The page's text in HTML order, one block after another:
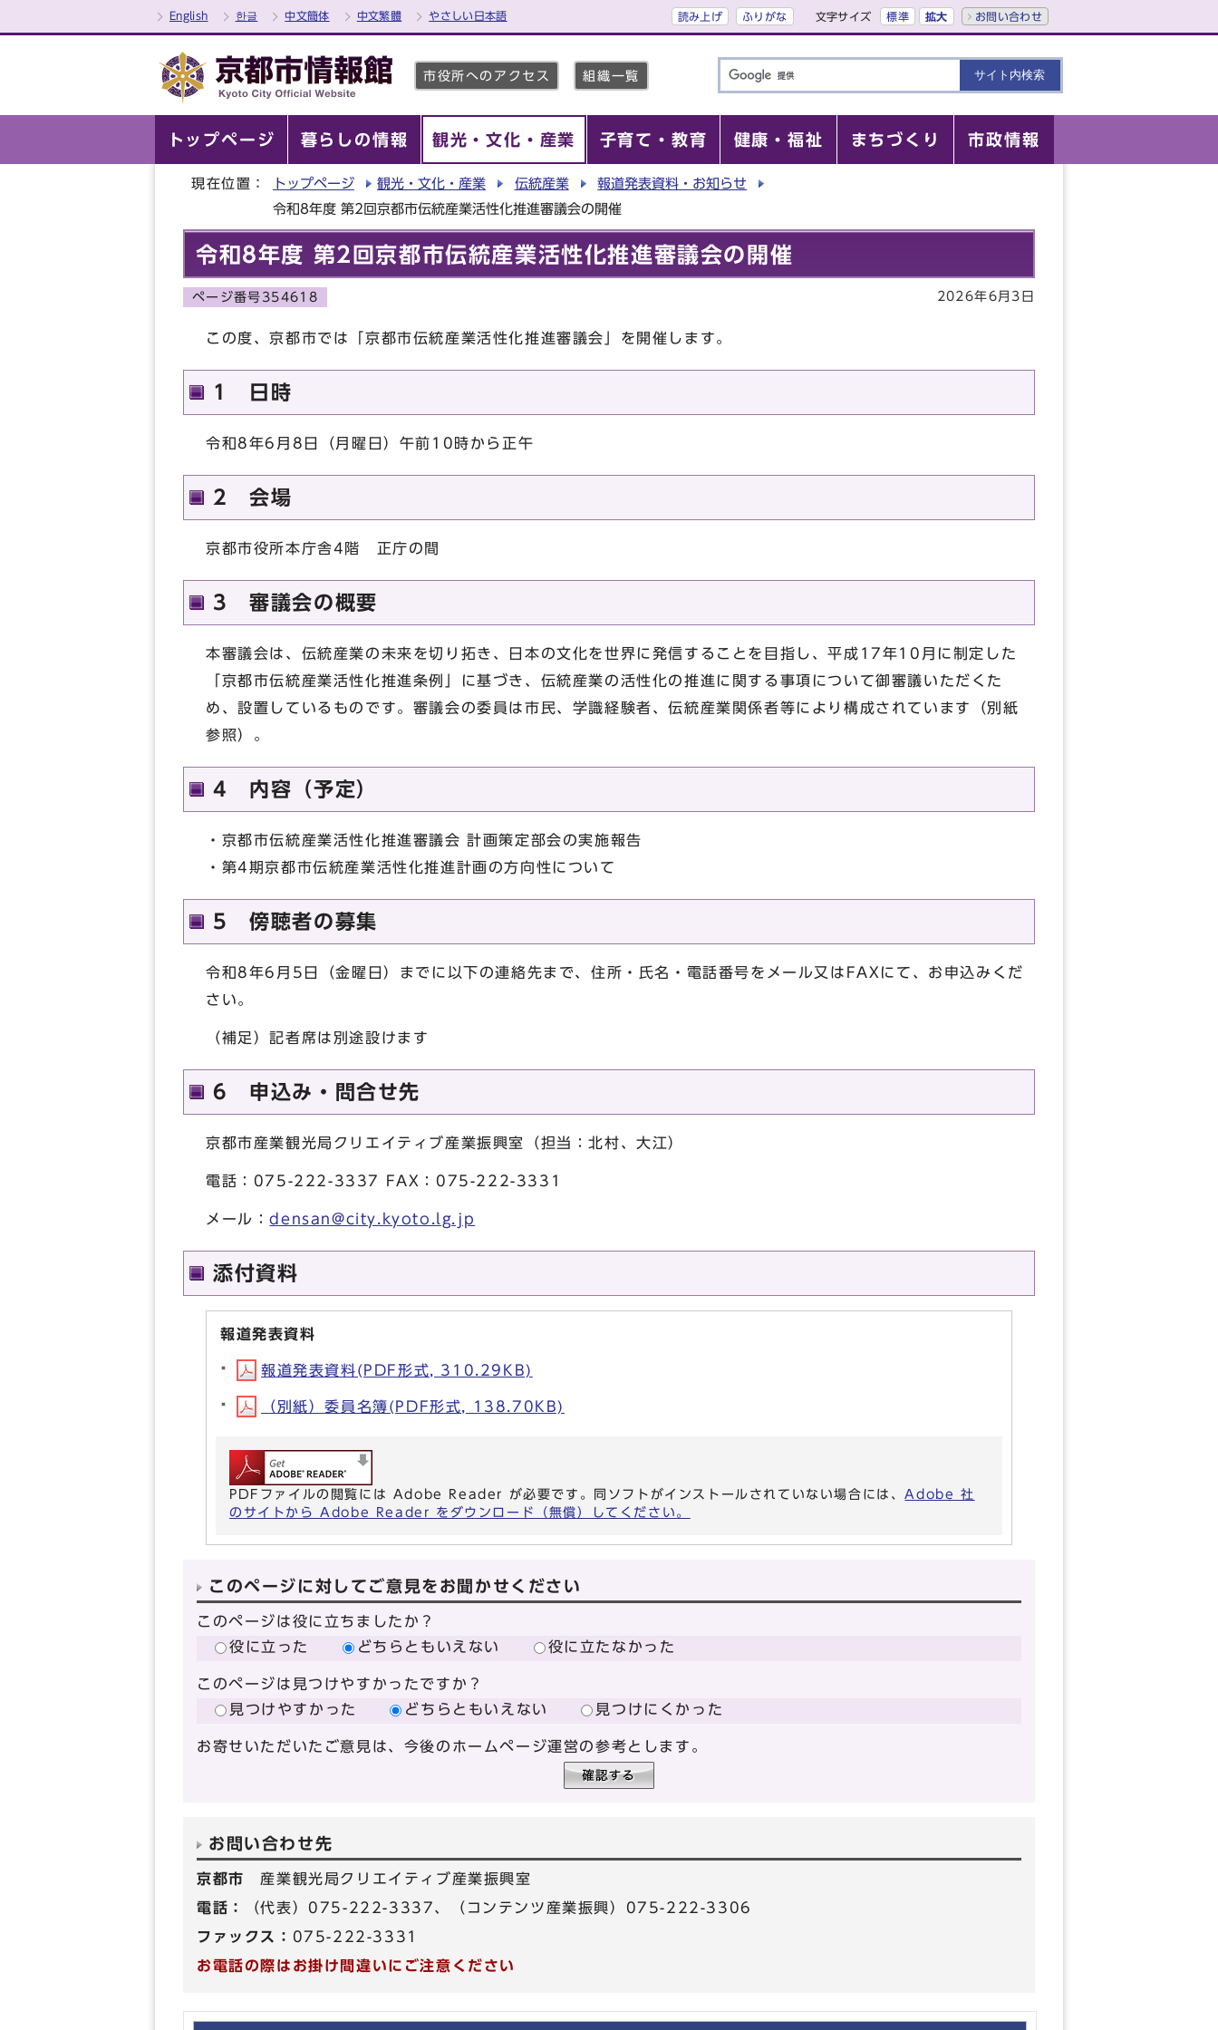
English 한글 中文簡体 中文繁體 やさしい日本語 読み上げ ふりがな 文字サイズ 標準 拡大 お問い合わせ
市役所へのアクセス 組織一覧
トップページ 暮らしの情報 観光・文化・産業 子育て・教育 健康・福祉 まちづくり 市政情報
現在位置： トップページ 観光・文化・産業 伝統産業
報道発表資料・お知らせ
令和8年度 第2回京都市伝統産業活性化推進審議会の開催
令和8年度 第2回京都市伝統産業活性化推進審議会の開催
ページ番号354618 2026年6月3日
この度、京都市では「京都市伝統産業活性化推進審議会」を開催します。
1 日時
令和8年6月8日（月曜日）午前10時から正午
2 会場
京都市役所本庁舎4階 正庁の間
3 審議会の概要
本審議会は、伝統産業の未来を切り拓き、日本の文化を世界に発信することを目指し、平成17年10月に制定した
「京都市伝統産業活性化推進条例」に基づき、伝統産業の活性化の推進に関する事項について御審議いただくた
め、設置しているものです。審議会の委員は市民、学識経験者、伝統産業関係者等により構成されています（別紙
参照）。
4 内容（予定）
・京都市伝統産業活性化推進審議会 計画策定部会の実施報告
・第4期京都市伝統産業活性化推進計画の方向性について
5 傍聴者の募集
令和8年6月5日（金曜日）までに以下の連絡先まで、住所・氏名・電話番号をメール又はFAXにて、お申込みくだ
さい。
（補足）記者席は別途設けます
6 申込み・問合せ先
京都市産業観光局クリエイティブ産業振興室（担当：北村、大江）
電話：075-222-3337 FAX：075-222-3331
メール：densan@city.kyoto.lg.jp
添付資料
報道発表資料
報道発表資料(PDF形式, 310.29KB)
（別紙）委員名簿(PDF形式, 138.70KB)
PDFファイルの閲覧には Adobe Reader が必要です。同ソフトがインストールされていない場合には、Adobe 社
のサイトから Adobe Reader をダウンロード（無償）してください。
このページに対してご意見をお聞かせください
このページは役に立ちましたか？
役に立った
どちらともいえない 役に立たなかった
このページは見つけやすかったですか？
見つけやすかった
どちらともいえない 見つけにくかった
お寄せいただいたご意見は、今後のホームページ運営の参考とします。
お問い合わせ先
京都市 産業観光局クリエイティブ産業振興室
電話：
（代表）075-222-3337、（コンテンツ産業振興）075-222-3306
ファックス： 075-222-3331
お電話の際はお掛け間違いにご注意ください